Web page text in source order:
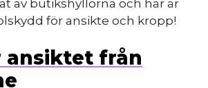
av butikshyllorna och här är
för ansikte och kropp!
ansiktet från